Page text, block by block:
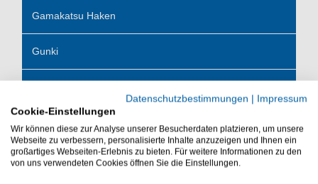
Gamakatsu Haken
Gunki
Hogy
Datenschutzbestimmungen | Impressum
Cookie-Einstellungen
Wir können diese zur Analyse unserer Besucherdaten platzieren, um unsere
Webseite zu verbessern, personalisierte Inhalte anzuzeigen und Ihnen ein
großartiges Webseiten-Erlebnis zu bieten. Für weitere Informationen zu den
von uns verwendeten Cookies öffnen Sie die Einstellungen.